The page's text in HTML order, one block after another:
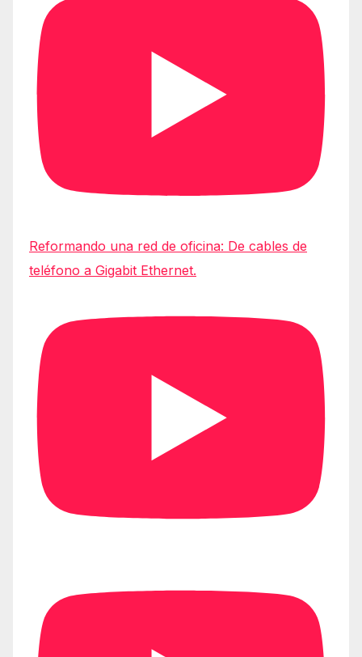
Reformando una red de oficina: De cables de
teléfono a Gigabit Ethernet.